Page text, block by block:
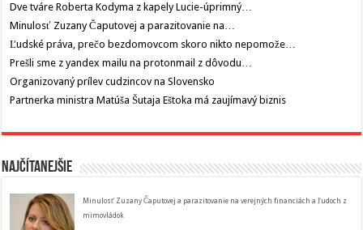
Dve tváre Roberta Kodyma z kapely Lucie-úprimný…
Minulosť Zuzany Čaputovej a parazitovanie na…
Ľudské práva, prečo bezdomovcom skoro nikto nepomože…
Prešli sme z yandex mailu na protonmail z dôvodu…
Organizovaný prílev cudzincov na Slovensko
Partnerka ministra Matúša Šutaja Eštoka má zaujímavý biznis
Najčítanejšie
Minulosť Zuzany Čaputovej a parazitovanie na verejných financiách a ľudoch z
mimovládok